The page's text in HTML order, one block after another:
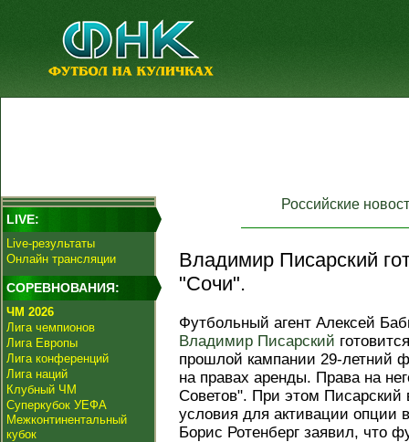
LIVE:
Live-результаты
Онлайн трансляции
СОРЕВНОВАНИЯ:
ЧМ 2026
Лига чемпионов
Лига Европы
Лига конференций
Лига наций
Клубный ЧМ
Суперкубок УЕФА
Межконтинентальный
кубок
Российские
Владимир Писарский
"Сочи".
Футбольный агент Алексей
Владимир Писарский
прошлой кампании 29-летний
на правах аренды. Права на
Советов". При этом
условия для активации опции
Борис Ротенберг заявил, что